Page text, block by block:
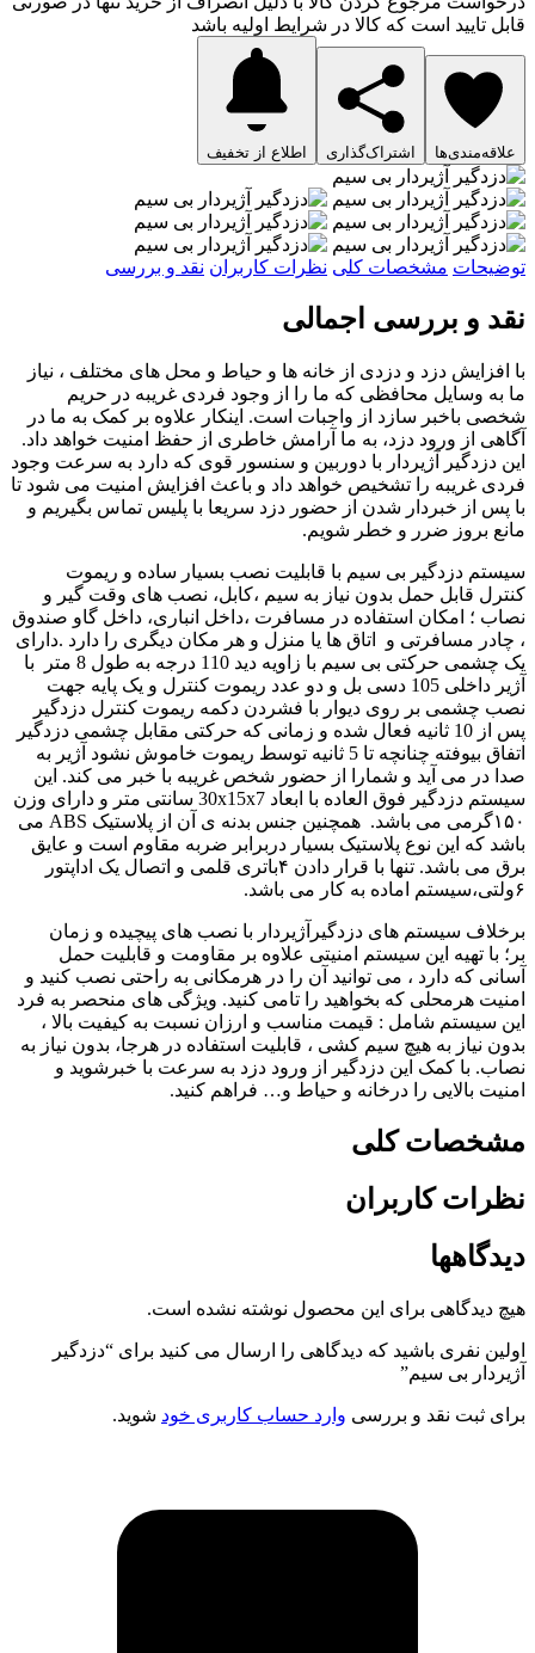
قابل تایید است که کالا در شرایط اولیه باشد
علاقه‌مندی‌ها اشتراک‌گذاری اطلاع از تخفیف
توضیحات مشخصات کلی نظرات کاربران نقد و بررسی
نقد و بررسی اجمالی
با افزایش دزد و دزدی از خانه ها و حیاط و محل های مختلف ، نیاز
ما به وسایل محافظی که ما را از وجود فردی غریبه در حریم
شخصی باخبر سازد از واجبات است. اینکار علاوه بر کمک به ما در
آگاهی از ورود دزد، به ما آرامش خاطری از حفظ امنیت خواهد داد.
این دزدگیر آژیردار با دوربین و سنسور قوی که دارد به سرعت وجود
فردی غریبه را تشخیص خواهد داد و باعث افزایش امنیت می شود تا
با پس از خبردار شدن از حضور دزد سریعا با پلیس تماس بگیریم و
مانع بروز ضرر و خطر شویم.
سیستم دزدگیر بی سیم با قابلیت نصب بسیار ساده و ریموت
کنترل قابل حمل بدون نیاز به سیم ،کابل، نصب های وقت گیر و
نصاب ؛ امکان استفاده در مسافرت ،داخل انباری، داخل گاو صندوق
، چادر مسافرتی و اتاق ها یا منزل و هر مکان دیگری را دارد .دارای
یک چشمی حرکتی بی سیم با زاویه دید 110 درجه به طول 8 متر با
آژیر داخلی 105 دسی بل و دو عدد ریموت کنترل و یک پایه جهت
نصب چشمی بر روی دیوار با فشردن دکمه ریموت کنترل دزدگیر
پس از 10 ثانیه فعال شده و زمانی که حرکتی مقابل چشمی دزدگیر
اتفاق بیوفته چنانچه تا 5 ثانیه توسط ریموت خاموش نشود آژیر به
صدا در می آید و شمارا از حضور شخص غریبه با خبر می کند. این
سیستم دزدگیر فوق العاده با ابعاد 30x15x7 سانتی متر و دارای وزن
۱۵۰گرمی می باشد. همچنین جنس بدنه ی آن از پلاستیک ABS می
باشد که این نوع پلاستیک بسیار دربرابر ضربه مقاوم است و عایق
برق می باشد. تنها با قرار دادن ۴باتری قلمی و اتصال یک اداپتور
۶ولتی،سیستم اماده به کار می باشد.
برخلاف سیستم های دزدگیرآژیردار با نصب های پیچیده و زمان
بر؛ با تهیه این سیستم امنیتی علاوه بر مقاومت و قابلیت حمل
آسانی که دارد ، می توانید آن را در هرمکانی به راحتی نصب کنید و
امنیت هرمحلی که بخواهید را تامی کنید. ویژگی های منحصر به فرد
این سیستم شامل : قیمت مناسب و ارزان نسبت به کیفیت بالا ،
بدون نیاز به هیچ سیم کشی ، قابلیت استفاده در هرجا، بدون نیاز به
نصاب. با کمک این دزدگیر از ورود دزد به سرعت با خبرشوید و
امنیت بالایی را درخانه و حیاط و… فراهم کنید.
مشخصات کلی
نظرات کاربران
دیدگاهها
هیچ دیدگاهی برای این محصول نوشته نشده است.
اولین نفری باشید که دیدگاهی را ارسال می کنید برای “دزدگیر
آژیردار بی سیم”
برای ثبت نقد و بررسی وارد حساب کاربری خود شوید.